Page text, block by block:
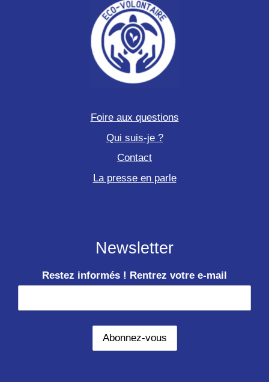
Foire aux questions
Qui suis-je ?
Contact
La presse en parle
Newsletter
Restez informés ! Rentrez votre e-mail